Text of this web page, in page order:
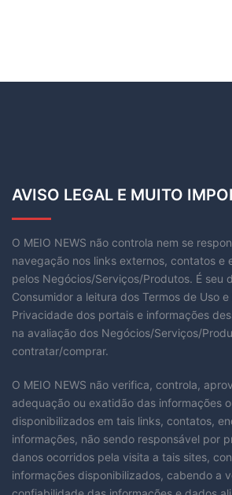
AVISO LEGAL E MUITO
O MEIO NEWS não controla nem se
navegação nos links externos, contatos e
pelos Negócios/Serviços/Produtos. É seu
Consumidor a leitura dos Termos de Uso
Privacidade dos portais e informações
na avaliação dos Negócios/Serviços/
contratar/comprar.
O MEIO NEWS não verifica, controla,
adequação ou exatidão das informações
disponibilizados em tais links, contatos,
informações, não sendo responsável por
danos ocorridos pela visita a tais sites,
informações disponibilizados, cabendo a